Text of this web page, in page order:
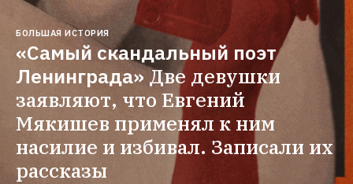
БОЛЬШАЯ ИСТОРИЯ
«Самый скандальный поэт
Ленинграда»Две девушки
заявляют, что Евгений
Мякишев применял к ним
насилие и избивал. Записали их
рассказы